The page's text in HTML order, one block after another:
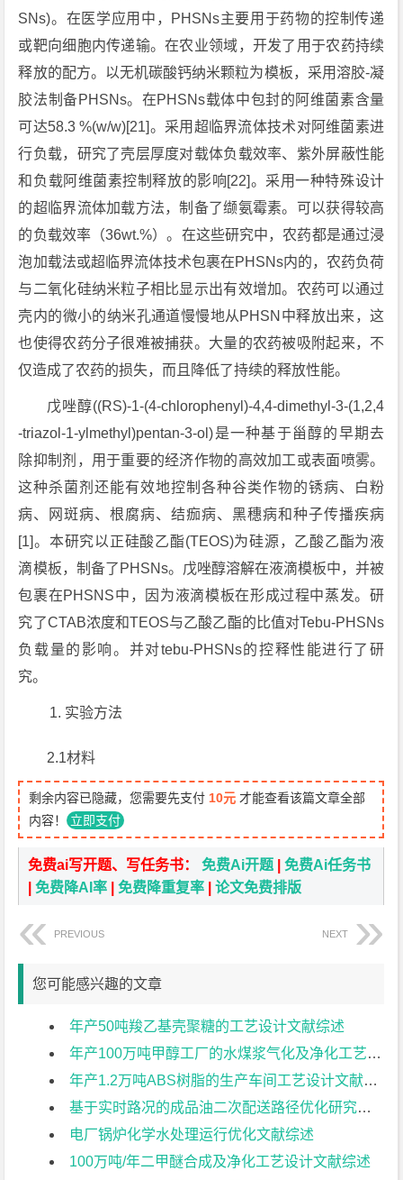
SNs)。在医学应用中，PHSNs主要用于药物的控制传递
或靶向细胞内传递输。在农业领域，开发了用于农药持续
释放的配方。以无机碳酸钙纳米颗粒为模板，采用溶胶-凝
胶法制备PHSNs。在PHSNs载体中包封的阿维菌素含量
可达58.3 %(w/w)[21]。采用超临界流体技术对阿维菌素进
行负载，研究了壳层厚度对载体负载效率、紫外屏蔽性能
和负载阿维菌素控制释放的影响[22]。采用一种特殊设计
的超临界流体加载方法，制备了缬氨霉素。可以获得较高
的负载效率（36wt.%）。在这些研究中，农药都是通过浸
泡加载法或超临界流体技术包裹在PHSNs内的，农药负荷
与二氧化硅纳米粒子相比显示出有效增加。农药可以通过
壳内的微小的纳米孔通道慢慢地从PHSN中释放出来，这
也使得农药分子很难被捕获。大量的农药被吸附起来，不
仅造成了农药的损失，而且降低了持续的释放性能。
戊唑醇((RS)-1-(4-chlorophenyl)-4,4-dimethyl-3-(1,2,4
-triazol-1-ylmethyl)pentan-3-ol)是一种基于甾醇的早期去
除抑制剂，用于重要的经济作物的高效加工或表面喷雾。
这种杀菌剂还能有效地控制各种谷类作物的锈病、白粉
病、网斑病、根腐病、结痂病、黑穗病和种子传播疾病
[1]。本研究以正硅酸乙酯(TEOS)为硅源，乙酸乙酯为液
滴模板，制备了PHSNs。戊唑醇溶解在液滴模板中，并被
包裹在PHSNS中，因为液滴模板在形成过程中蒸发。研
究了CTAB浓度和TEOS与乙酸乙酯的比值对Tebu-PHSNs
负载量的影响。并对tebu-PHSNs的控释性能进行了研
究。
实验方法
2.1材料
剩余内容已隐藏，您需要先支付 10元 才能查看该篇文章全部
内容！ 立即支付
免费ai写开题、写任务书：免费Ai开题 |免费Ai任务书
|免费降AI率 |免费降重复率 |论文免费排版
PREVIOUS NEXT
您可能感兴趣的文章
年产50吨羧乙基壳聚糖的工艺设计文献综述
年产100万吨甲醇工厂的水煤浆气化及净化工艺设计文献综述
年产1.2万吨ABS树脂的生产车间工艺设计文献综述
基于实时路况的成品油二次配送路径优化研究文献综述
电厂锅炉化学水处理运行优化文献综述
100万吨/年二甲醚合成及净化工艺设计文献综述